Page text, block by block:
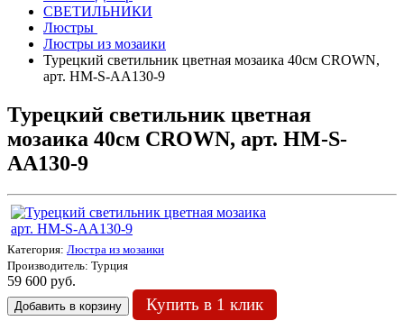
СВЕТИЛЬНИКИ
Люстры
Люстры из мозаики
Турецкий светильник цветная мозаика 40см CROWN,
арт. HM-S-AA130-9
Турецкий светильник цветная
мозаика 40см CROWN, арт. HM-S-
AA130-9
Категория: Люстра из мозаики
Производитель: Турция
59 600 руб.
Купить в 1 клик